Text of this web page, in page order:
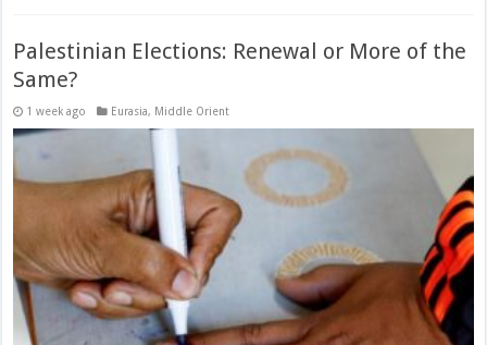
Palestinian Elections: Renewal or More of the
Same?
1 week ago Eurasia, Middle Orient